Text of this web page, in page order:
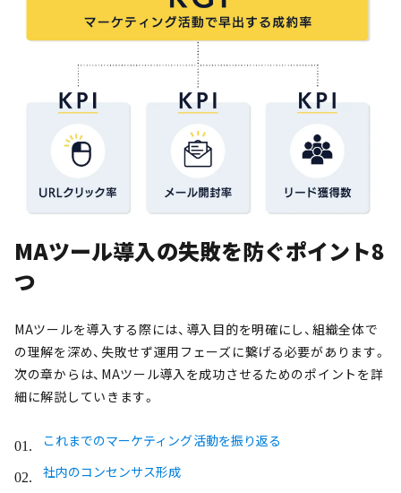
MAツール導入の失敗を防ぐポイント8
つ
MAツールを導入する際には、導入目的を明確にし、組織全体で
の理解を深め、失敗せず運用フェーズに繋げる必要があります。
次の章からは、MAツール導入を成功させるためのポイントを詳
細に解説していきます。
これまでのマーケティング活動を振り返る
社内のコンセンサス形成